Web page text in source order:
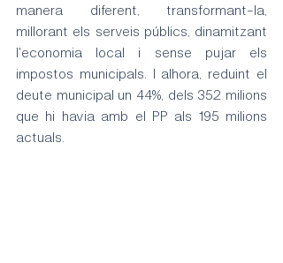
manera diferent, transformant-la,
millorant els serveis públics, dinamitzant
l'economia local i sense pujar els
impostos municipals. I alhora, reduint el
deute municipal un 44%, dels 352 milions
que hi havia amb el PP als 195 milions
actuals.